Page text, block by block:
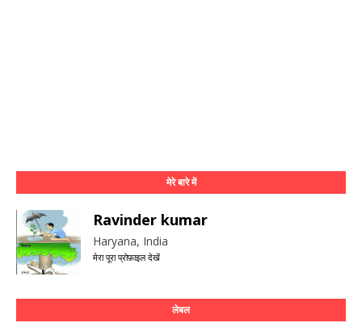
मेरे बारे में
Ravinder kumar
Haryana, India
मेरा पूरा प्रोफ़ाइल देखें
लेबल